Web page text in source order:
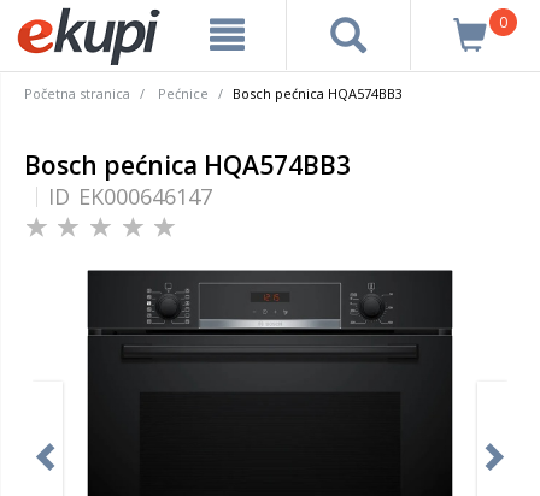
0
Početna stranica Pećnice Bosch pećnica HQA574BB3
Bosch pećnica HQA574BB3
ID EK000646147